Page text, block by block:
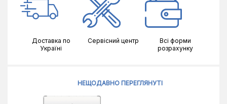
Доставка по
Україні
Сервісний центр
Всі форми
розрахунку
НЕЩОДАВНО ПЕРЕГЛЯНУТІ